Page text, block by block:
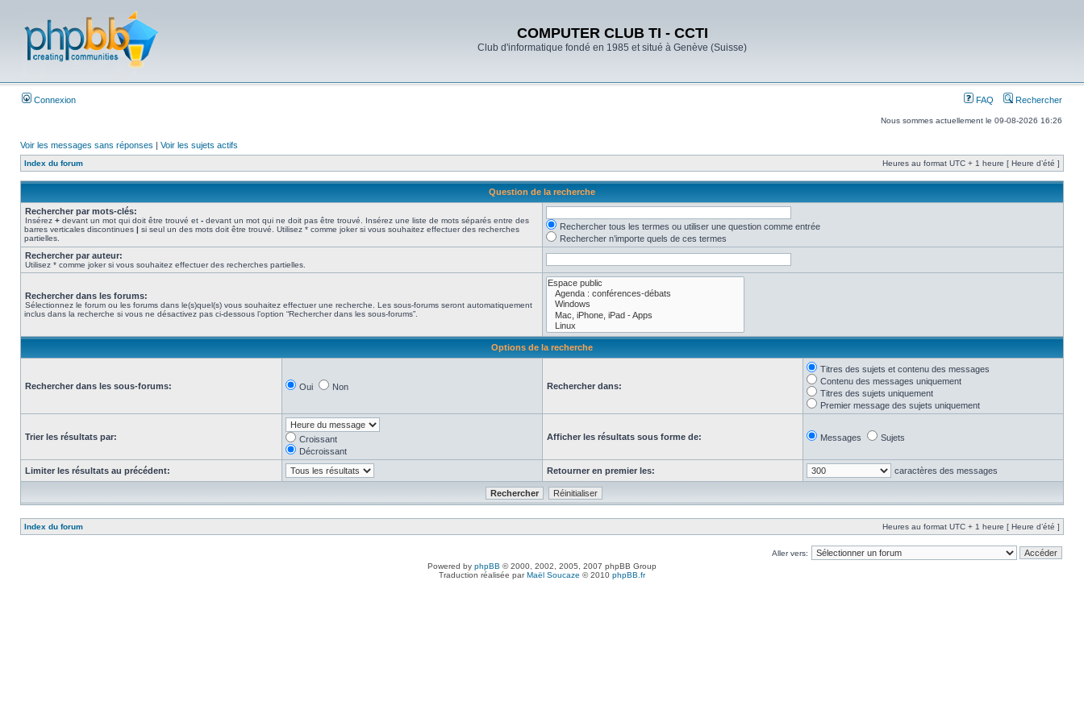
COMPUTER CLUB TI - CCTI
Club d'informatique fondé en 1985 et situé à Genève (Suisse)
Connexion FAQ Rechercher
Nous sommes actuellement le 09-08-2026 16:26
Voir les messages sans réponses | Voir les sujets actifs
Index du forum Heures au format UTC + 1 heure [ Heure d’été ]
Question de la recherche
Rechercher par mots-clés:
Insérez + devant un mot qui doit être trouvé et - devant un mot qui ne doit pas être trouvé. Insérez une liste de mots séparés entre des
barres verticales discontinues | si seul un des mots doit être trouvé. Utilisez * comme joker si vous souhaitez effectuer des recherches
partielles.
Rechercher tous les termes ou utiliser une question comme entrée
Rechercher n’importe quels de ces termes
Rechercher par auteur:
Utilisez * comme joker si vous souhaitez effectuer des recherches partielles.
Rechercher dans les forums:
Sélectionnez le forum ou les forums dans le(s)quel(s) vous souhaitez effectuer une recherche. Les sous-forums seront automatiquement
inclus dans la recherche si vous ne désactivez pas ci-dessous l’option “Rechercher dans les sous-forums”.
Options de la recherche
Rechercher dans les sous-forums: Oui Non Rechercher dans:
Titres des sujets et contenu des messages
Contenu des messages uniquement
Titres des sujets uniquement
Premier message des sujets uniquement
Trier les résultats par:
Croissant
Décroissant
Afficher les résultats sous forme de: Messages Sujets
Limiter les résultats au précédent: Retourner en premier les: caractères des messages
Index du forum Heures au format UTC + 1 heure [ Heure d’été ]
Aller vers:
Powered by phpBB © 2000, 2002, 2005, 2007 phpBB Group
Traduction réalisée parMaël Soucaze © 2010 phpBB.fr